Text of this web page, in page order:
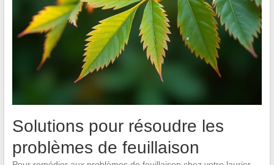
Solutions pour résoudre les
problèmes de feuillaison